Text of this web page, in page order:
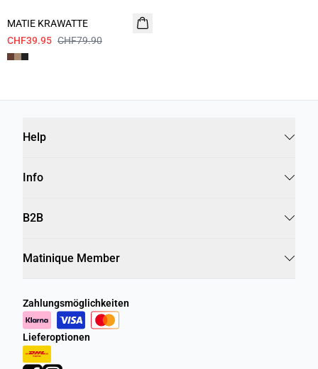
MATIE KRAWATTE
CHF39.95 CHF79.90
Help
Info
B2B
Matinique Member
Zahlungsmöglichkeiten
Lieferoptionen